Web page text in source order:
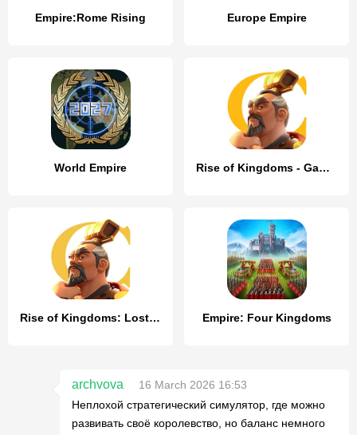
Empire:Rome Rising Europe Empire
World Empire Rise of Kingdoms - Gamota
Rise of Kingdoms: Lost Crusade Empire: Four Kingdoms
archvova
16 March 2026 16:53
Неплохой стратегический симулятор, где можно
развивать своё королевство, но баланс немного